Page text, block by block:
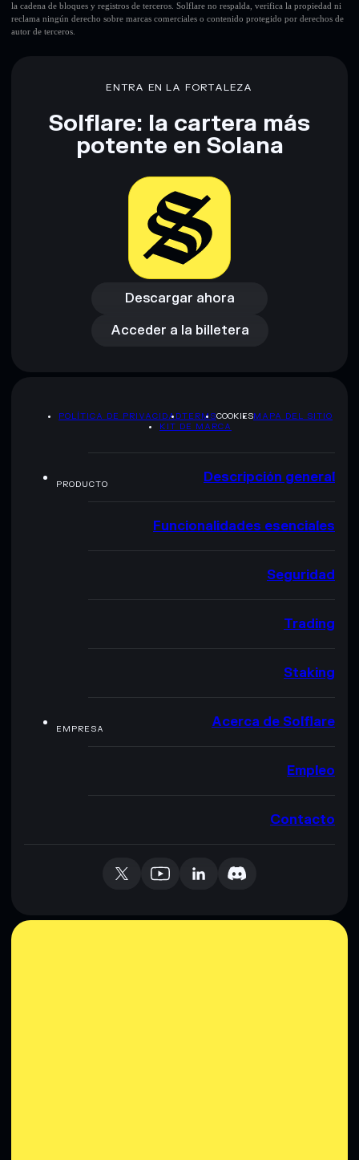
Edinsoncs
sola cartera
Edinsoncs
Descargo de responsabilidad: Esta información tiene
únicamente fines educativos y no constituye asesoramiento
proporcionados por rugcheck.xyz.
la cadena de bloques y registros de terceros. Solflare no respalda, verifica la propiedad ni
reclama ningún derecho sobre marcas comerciales o contenido protegido por derechos de
autor de terceros.
ENTRA EN LA FORTALEZA
Solflare: la cartera más
potente en Solana
Descargar ahora
Descargar ahora
Acceder a la billetera
Acceder a la billetera
POLÍTICA DE PRIVACIDADTERMSCOOKIESMAPA DEL SITIO
KIT DE MARCA
PRODUCTO Descripción general
Funcionalidades esenciales
Seguridad
Trading
Staking
EMPRESA Acerca de Solflare
Empleo
Contacto